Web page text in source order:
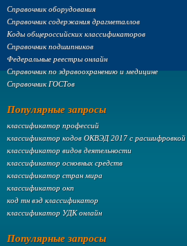
Справочник оборудования
Справочник содержания драгметаллов
Коды общероссийских классификаторов
Справочник подшипников
Федеральные реестры онлайн
Справочник по здравоохранению и медицине
Справочник ГОСТов
Популярные запросы
классификатор профессий
классификатор кодов ОКВЭД 2017 с расшифровкой
классификатор видов деятельности
классификатор основных средств
классификатор стран мира
классификатор окп
код тн вэд классификатор
классификатор УДК онлайн
Популярные запросы